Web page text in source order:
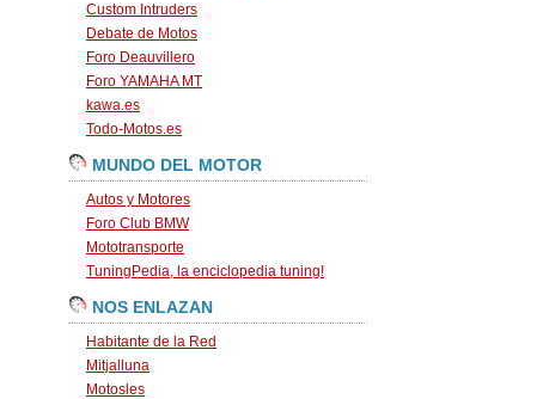
Custom Intruders
Debate de Motos
Foro Deauvillero
Foro YAMAHA MT
kawa.es
Todo-Motos.es
MUNDO DEL MOTOR
Autos y Motores
Foro Club BMW
Mototransporte
TuningPedia, la enciclopedia tuning!
NOS ENLAZAN
Habitante de la Red
Mitjalluna
Motosles